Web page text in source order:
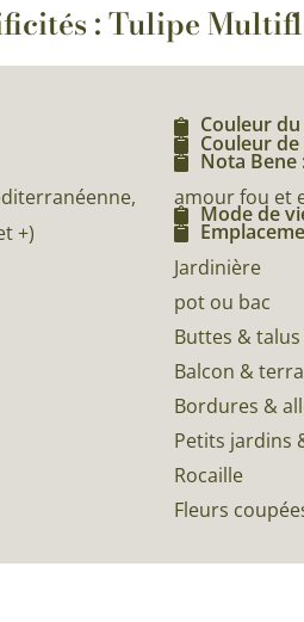
: Tulipe
+)
Couleur
Couleur
Nota Bene
amour fou et
Mode de
Jardinière
pot ou bac
Buttes & talus
Balcon &
Bordures &
Petits jardins
Rocaille
Fleurs